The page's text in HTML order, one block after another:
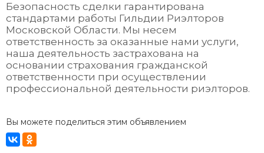
Безопасность сделки гарантирована
стандартами работы Гильдии Риэлторов
Московской Области. Мы несем
ответственность за оказанные нами услуги,
наша деятельность застрахована на
основании страхования гражданской
ответственности при осуществлении
профессиональной деятельности риэлторов.
Вы можете поделиться этим объявлением